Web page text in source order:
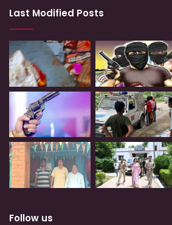
Last Modified Posts
Follow us